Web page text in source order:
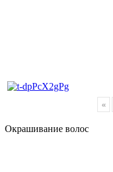
«
Окрашивание волос